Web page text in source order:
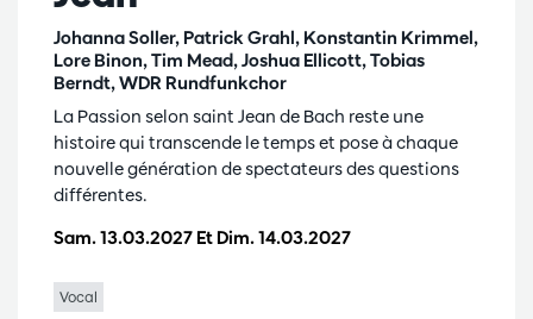
Johanna Soller, Patrick Grahl, Konstantin Krimmel,
Lore Binon, Tim Mead, Joshua Ellicott, Tobias
Berndt, WDR Rundfunkchor
Sam. 13.03.2027 Et Dim. 14.03.2027
La Passion selon saint Jean de Bach reste une
histoire qui transcende le temps et pose à chaque
nouvelle génération de spectateurs des questions
différentes.
Vocal